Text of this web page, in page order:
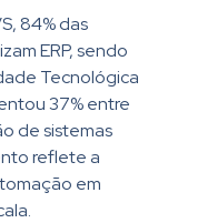
84% das
ERP, sendo
Tecnológica
37% entre
de sistemas
reflete a
em